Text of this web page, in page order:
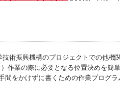
術振興機構のプロジェクトでの他機
作業の際に必要となる位置決めを簡
間をかけずに書くための作業プログ